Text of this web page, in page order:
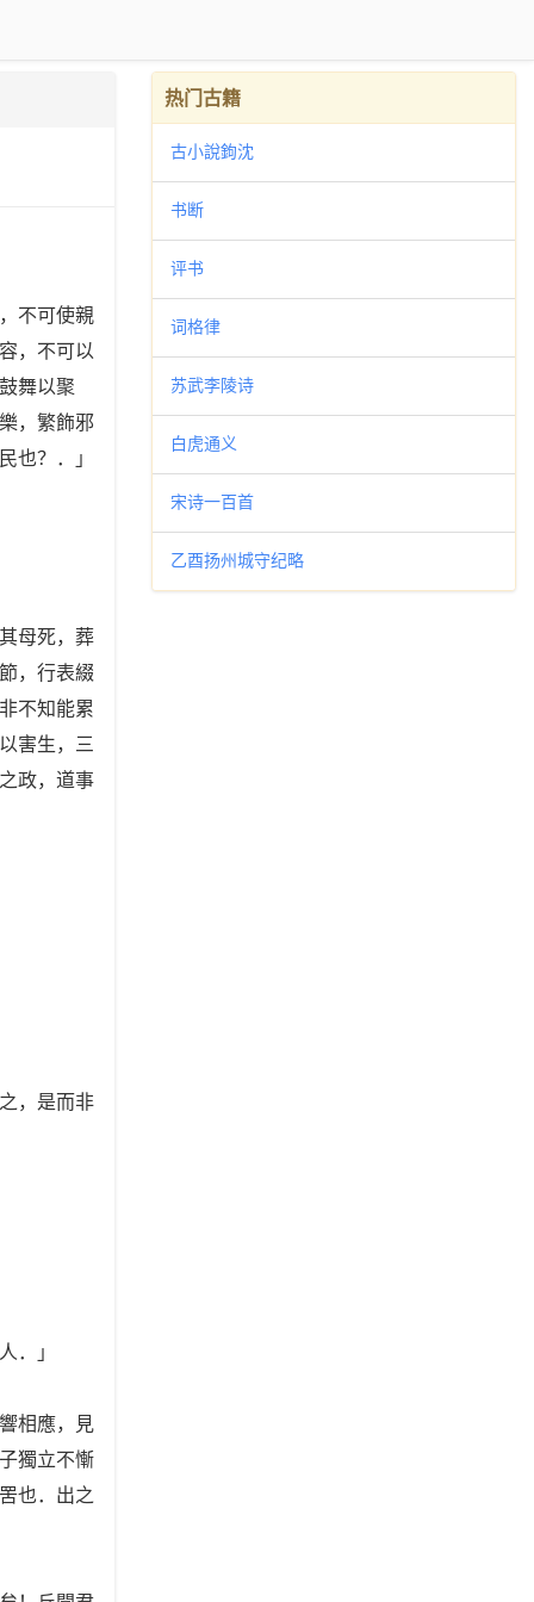
不可使親
，不可以
舞以聚
，繁飾邪
也？．」
母死，葬
，行表綴
不知能累
害生，三
政，道事
，是而非
．」
相應，見
獨立不慚
也．出之
热门古籍
古小說鉤沈
书断
评书
词格律
苏武李陵诗
白虎通义
宋诗一百首
乙酉扬州城守纪略